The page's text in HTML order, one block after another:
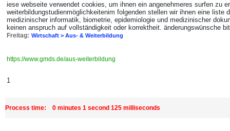
iese webseite verwendet cookies, um ihnen ein angenehmeres surfen zu
weiterbildungstudienmöglichkeitenim folgenden stellen wir ihnen eine liste
medizinischer informatik, biometrie, epidemiologie und medizinischer
keinen anspruch auf vollständigkeit oder korrektheit. änderungswünsche
Freitag: Wirtschaft > Aus- & Weiterbildung
https://www.gmds.de/aus-weiterbildung
1
Process time: 0 minutes 1 second 125 milliseconds